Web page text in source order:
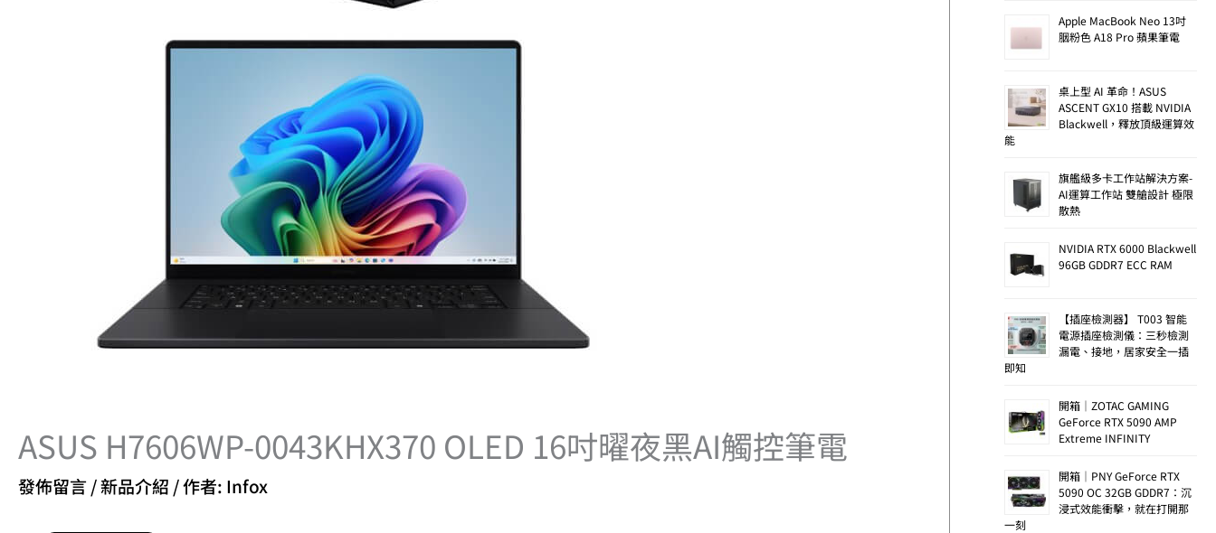
ASUS H7606WP-0043KHX370 OLED 16吋曜夜黑AI觸控筆電
發佈留言/新品介紹 / 作者: Infox
Apple MacBook Neo 13吋
胭粉色 A18 Pro 蘋果筆電
桌上型 AI 革命！ASUS
ASCENT GX10 搭載 NVIDIA
Blackwell，釋放頂級運算效
能
旗艦級多卡工作站解決方案-
AI運算工作站 雙艙設計 極限
散熱
NVIDIA RTX 6000 Blackwell
96GB GDDR7 ECC RAM
【插座檢測器】 T003 智能
電源插座檢測儀：三秒檢測
漏電、接地，居家安全一插
即知
開箱｜ZOTAC GAMING
GeForce RTX 5090 AMP
Extreme INFINITY
開箱｜PNY GeForce RTX
5090 OC 32GB GDDR7：沉
浸式效能衝擊，就在打開那
一刻